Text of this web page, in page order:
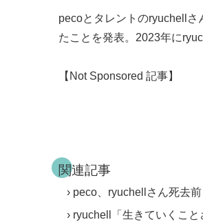
pecoとタレントのryuchellさ
たことを発表。2023年に
【Not Sponsored 記事】
関連記事
peco、ryuchellさん死去
ryuchell「生きていくこと